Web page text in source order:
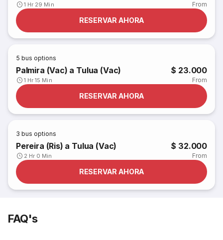
1 Hr 29 Min From
RESERVAR AHORA
5 bus options
Palmira (Vac) a Tulua (Vac)
1 Hr 15 Min
$ 23.000
From
RESERVAR AHORA
3 bus options
Pereira (Ris) a Tulua (Vac)
2 Hr 0 Min
$ 32.000
From
RESERVAR AHORA
FAQ's